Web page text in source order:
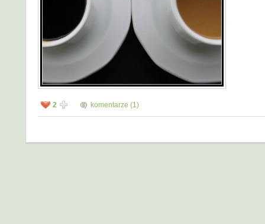
2 komentarze (1)